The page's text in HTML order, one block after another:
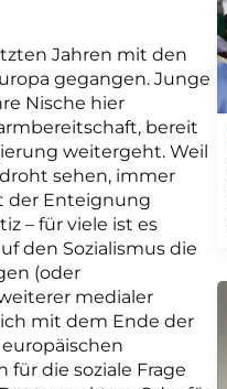
Jahren mit den
gegangen. Junge
Nische hier
bereit
weitergeht. Weil
sehen, immer
der Enteignung
– für viele ist es
den Sozialismus die
(oder
medialer
mit dem Ende der
die soziale Frage